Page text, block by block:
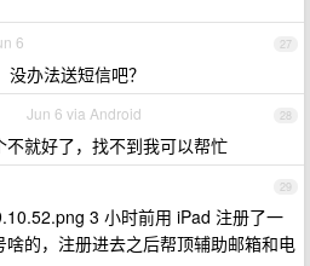
27
6
办法送短信吧？
28
Jun 6 via Android
就好了，找不到我可以帮忙
29
3 小时前用 iPad 注册了一
的，注册进去之后帮顶辅助邮箱和电